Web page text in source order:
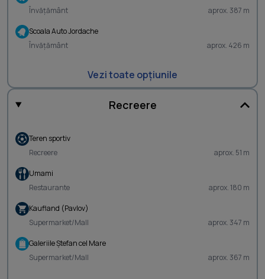
Învățământ
aprox. 387 m
Scoala Auto Jordache
Învățământ
aprox. 426 m
Vezi toate opțiunile
Recreere
Teren sportiv
Recreere
aprox. 51 m
Umami
Restaurante
aprox. 180 m
Kaufland (Pavlov)
Supermarket/Mall
aprox. 347 m
Galeriile Ştefan cel Mare
Supermarket/Mall
aprox. 367 m